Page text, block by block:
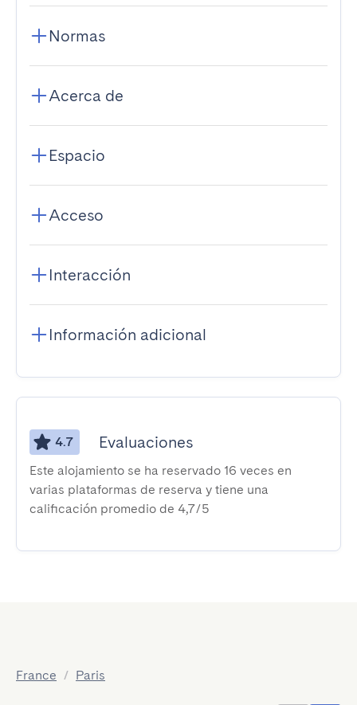
Normas
Acerca de
Espacio
Acceso
Interacción
Información adicional
4.7 Evaluaciones
Este alojamiento se ha reservado 16 veces en
varias plataformas de reserva y tiene una
calificación promedio de 4,7/5
France / Paris